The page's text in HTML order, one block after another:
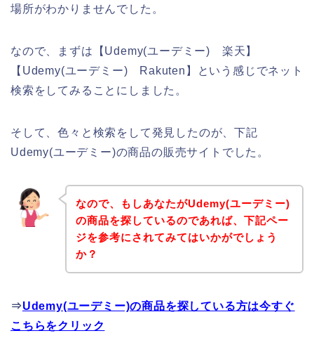
場所がわかりませんでした。
なので、まずは【Udemy(ユーデミー) 楽天】
【Udemy(ユーデミー) Rakuten】という感じでネット
検索をしてみることにしました。
そして、色々と検索をして発見したのが、下記
Udemy(ユーデミー)の商品の販売サイトでした。
なので、もしあなたがUdemy(ユーデミー)
の商品を探しているのであれば、下記ペー
ジを参考にされてみてはいかがでしょう
か？
⇒Udemy(ユーデミー)の商品を探している方は今すぐ
こちらをクリック